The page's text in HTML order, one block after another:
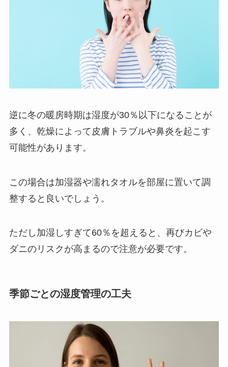
逆に冬の暖房時期は湿度が30％以下になることが
多く、乾燥によって皮膚トラブルや鼻炎を起こす
可能性があります。
この場合は加湿器や濡れタオルを部屋に置いて調
整すると良いでしょう。
ただし加湿しすぎて60％を超えると、再びカビや
ダニのリスクが高まるので注意が必要です。
季節ごとの湿度管理の工夫